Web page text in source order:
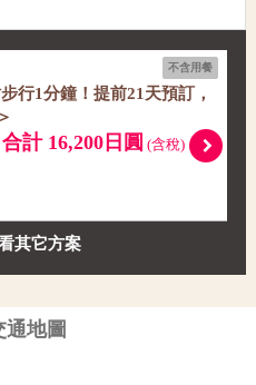
不含用餐
行1分鐘！提前21天預訂，
合計 16,200日圓 (含稅)
其它方案
通地圖